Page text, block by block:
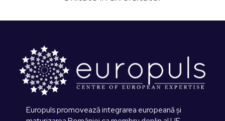
Europuls promovează integrarea europeană și